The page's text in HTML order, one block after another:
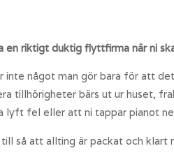
riktigt duktig flyttfirma när ni
något man gör bara för att
tillhörigheter bärs ut ur huset,
lyft fel eller att ni tappar pianot
så att allting är packat och